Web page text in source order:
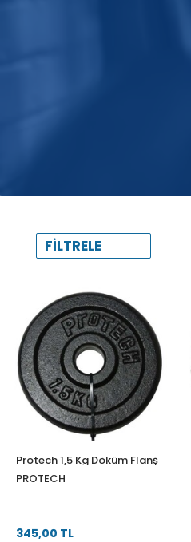
FILTRELE
Protech 1,5 Kg Döküm Flanş
PROTECH
345,00 TL